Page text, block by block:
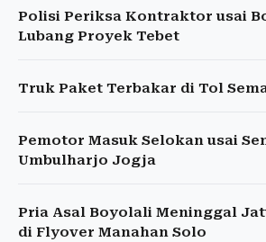
Polisi Periksa Kontraktor usai
Lubang Proyek Tebet
Truk Paket Terbakar di Tol
Pemotor Masuk Selokan usai
Umbulharjo Jogja
Pria Asal Boyolali Meninggal
di Flyover Manahan Solo